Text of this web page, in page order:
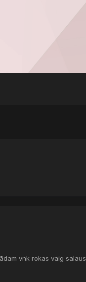
vnk rokas vaig